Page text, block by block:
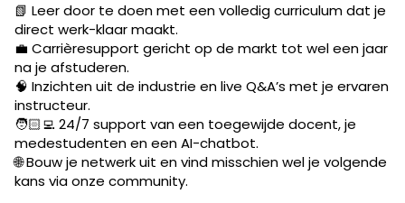
📗 Leer door te doen met een volledig curriculum dat je
direct werk-klaar maakt.
💼 Carrièresupport gericht op de markt tot wel een jaar
na je afstuderen.
🧠 Inzichten uit de industrie en live Q&A’s met je ervaren
instructeur.
🧑🏻‍💻 24/7 support van een toegewijde docent, je
medestudenten en een AI-chatbot.
🌐 Bouw je netwerk uit en vind misschien wel je volgende
kans via onze community.